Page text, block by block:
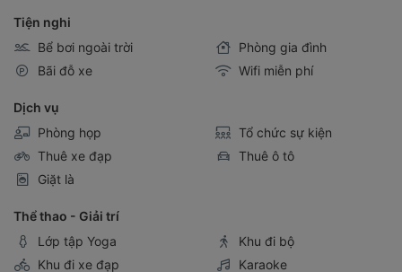
Tiện nghi
Bể bơi ngoài trời
Phòng gia đình
Bãi đỗ xe
Wifi miễn phí
Dịch vụ
Phòng họp
Tổ chức sự kiện
Thuê xe đạp
Thuê ô tô
Giặt là
Thể thao - Giải trí
Lớp tập Yoga
Khu đi bộ
Khu đi xe đạp
Karaoke